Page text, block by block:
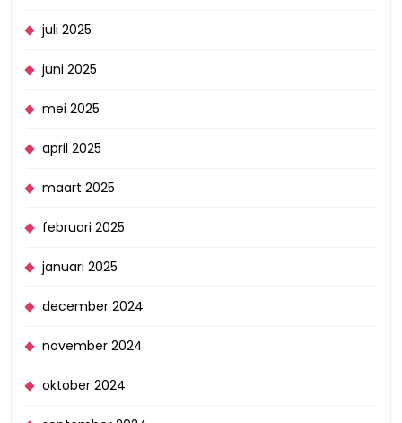
juli 2025
juni 2025
mei 2025
april 2025
maart 2025
februari 2025
januari 2025
december 2024
november 2024
oktober 2024